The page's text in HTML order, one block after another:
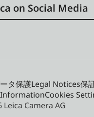
on Social Media
タ保護Legal Notices保
Cookies
Camera AG